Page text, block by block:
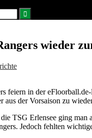
wieder
feiern in der
aus der Vorsaison zu
TSG Erlensee ging
Jedoch fehlten